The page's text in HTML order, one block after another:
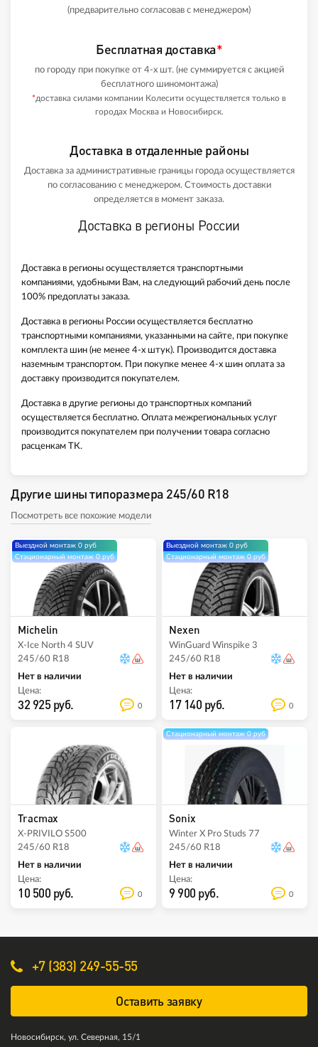
(предварительно согласовав с менеджером)
Бесплатная доставка*
по городу при покупке от 4-х шт. (не суммируется с акцией
бесплатного шиномонтажа)
*доставка силами компании Колесити осуществляется только в
городах Москва и Новосибирск.
Доставка в отдаленные районы
Доставка за административные границы города осуществляется
по согласованию с менеджером. Стоимость доставки
определяется в момент заказа.
Доставка в регионы России
Доставка в регионы осуществляется транспортными
компаниями, удобными Вам, на следующий рабочий день после
100% предоплаты заказа.
Доставка в регионы России осуществляется бесплатно
транспортными компаниями, указанными на сайте, при покупке
комплекта шин (не менее 4-х штук). Производится доставка
наземным транспортом. При покупке менее 4-х шин оплата за
доставку производится покупателем.
Доставка в другие регионы до транспортных компаний
осуществляется бесплатно. Оплата межрегиональных услуг
производится покупателем при получении товара согласно
расценкам ТК.
Другие шины типоразмера 245/60 R18
Посмотреть все похожие модели
Выездной монтаж 0 руб
Стационарный монтаж 0 руб
Michelin
X-Ice North 4 SUV
245/60 R18
Нет в наличии
Цена:
32 925 руб. 0
Выездной монтаж 0 руб
Стационарный монтаж 0 руб
Nexen
WinGuard Winspike 3
245/60 R18
Нет в наличии
Цена:
17 140 руб. 0
Tracmax
X-PRIVILO S500
245/60 R18
Нет в наличии
Цена:
10 500 руб. 0
Стационарный монтаж 0 руб
Sonix
Winter X Pro Studs 77
245/60 R18
Нет в наличии
Цена:
9 900 руб. 0
+7 (383) 249-55-55
Оставить заявку
Новосибирск, ул. Северная, 15/1